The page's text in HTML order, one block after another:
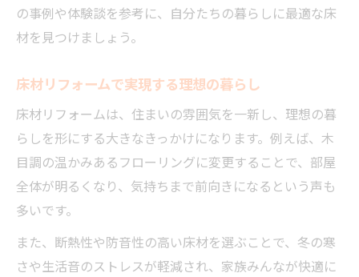
の事例や体験談を参考に、自分たちの暮らしに最適な床
材を見つけましょう。
床材リフォームで実現する理想の暮らし
床材リフォームは、住まいの雰囲気を一新し、理想の暮
らしを形にする大きなきっかけになります。例えば、木
目調の温かみあるフローリングに変更することで、部屋
全体が明るくなり、気持ちまで前向きになるという声も
多いです。
また、断熱性や防音性の高い床材を選ぶことで、冬の寒
さや生活音のストレスが軽減され、家族みんなが快適に